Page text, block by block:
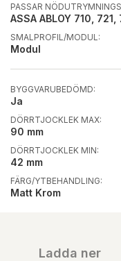
PASSAR
ASSA ABLOY 710,
SMALPROFIL/MODUL:
Modul
BYGGVARUBEDÖMD:
Ja
DÖRRTJOCKLEK MAX:
90 mm
DÖRRTJOCKLEK MIN:
42 mm
FÄRG/YTBEHANDLING:
Matt Krom
Ladda ner